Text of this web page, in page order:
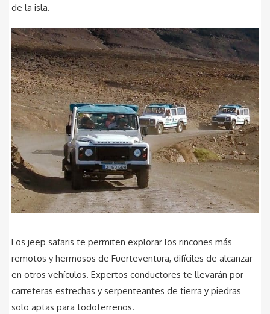
de la isla.
Los jeep safaris te permiten explorar los rincones más
remotos y hermosos de Fuerteventura, difíciles de alcanzar
en otros vehículos. Expertos conductores te llevarán por
carreteras estrechas y serpenteantes de tierra y piedras
solo aptas para todoterrenos.